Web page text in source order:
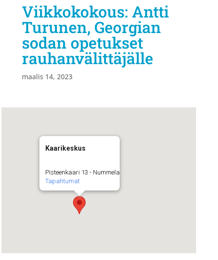
Viikkokokous: Antti
Turunen, Georgian
sodan opetukset
rauhanvälittäjälle
maalis 14, 2023
Kaarikeskus
Pisteenkaari 13 - Nummela
Tapahtumat